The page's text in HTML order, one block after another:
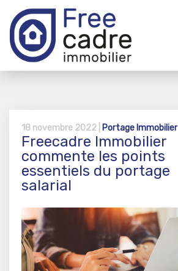
18 novembre 2022 | Portage Immobilier
Freecadre Immobilier
commente les points
essentiels du portage
salarial